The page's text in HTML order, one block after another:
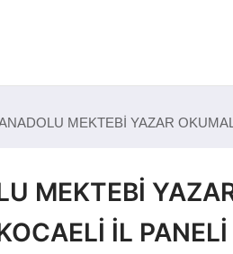
MEKTEBİ YAZAR
MEKTEBİ
İL